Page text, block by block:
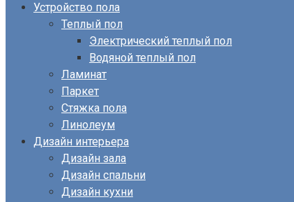
Устройство пола
Теплый пол
Электрический теплый пол
Водяной теплый пол
Ламинат
Паркет
Стяжка пола
Линолеум
Дизайн интерьера
Дизайн зала
Дизайн спальни
Дизайн кухни